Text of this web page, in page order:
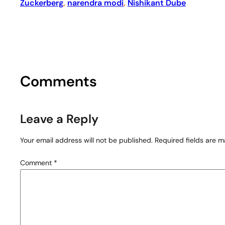
Zuckerberg, narendra modi, Nishikant Dube
Comments
Leave a Reply
Your email address will not be published. Required fields are
Comment *